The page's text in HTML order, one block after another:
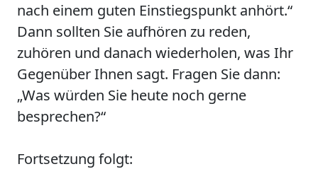
nach einem guten Einstiegspunkt anhört.“
Dann sollten Sie aufhören zu reden,
zuhören und danach wiederholen, was Ihr
Gegenüber Ihnen sagt. Fragen Sie dann:
„Was würden Sie heute noch gerne
besprechen?“
Fortsetzung folgt: